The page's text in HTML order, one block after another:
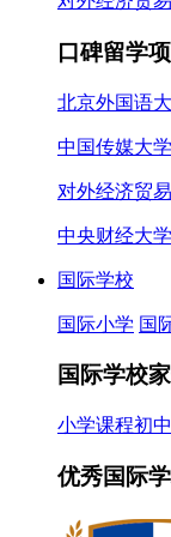
口碑留学
北京外国语
中国传媒大
对外经济贸
中央财经大
国际学校
国际小学 国
国际学校
小学课程初
优秀国际